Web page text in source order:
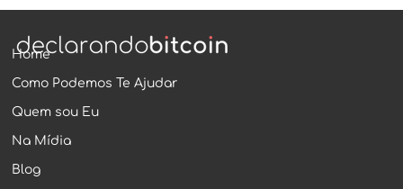
próximo ano.
Home
Como Podemos Te Ajudar
Quem sou Eu
Na Mídia
Blog